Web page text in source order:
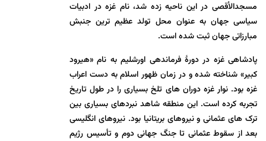
مسجدالأقصی در این ناحیه زده شد، نام غزه در ادبیات
سیاسی جهان به عنوان محل تولد عظیم ترین جنبش
مبارزاتی جهان ثبت شده است.
پادشاهی غزه در دورۀ فرماندهی اورشلیم به نام «هیرود
کبیر» شناخته شده و در زمان ظهور اسلام به دست اعراب
غزه بود. نوار غزه دوران های تلخ بسیاری را در طول تاریخ
تجربه کرده است. این منطقه شاهد نبردهای بسیاری بین
ترک های عثمانی و نیروهای بریتانیا بود. نیروهای انگلیسی
بعد از سقوط عثمانی تا جنگ جهانی دوم و تأسیس رژیم